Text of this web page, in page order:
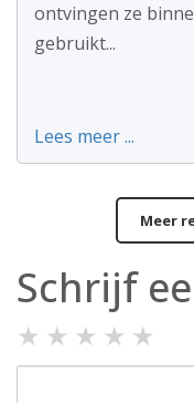
ontvingen ze
gebruikt...
Lees meer ...
Meer
Schrijf
★ ★ ★ ★ ★